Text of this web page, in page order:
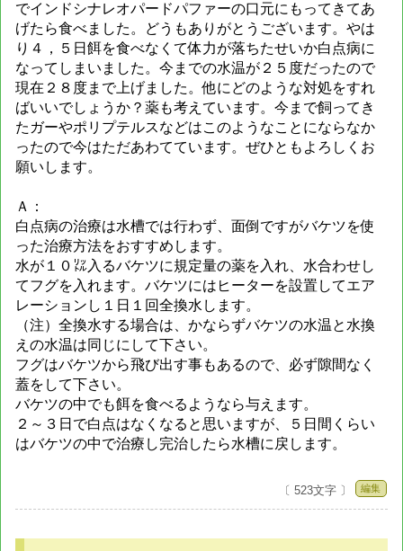
でインドシナレオパードパファーの口元にもってきてあ
げたら食べました。どうもありがとうございます。やは
り４，５日餌を食べなくて体力が落ちたせいか白点病に
なってしまいました。今までの水温が２５度だったので
現在２８度まで上げました。他にどのような対処をすれ
ばいいでしょうか？薬も考えています。今まで飼ってき
たガーやポリプテルスなどはこのようなことにならなか
ったので今はただあわてています。ぜひともよろしくお
願いします。
Ａ：
白点病の治療は水槽では行わず、面倒ですがバケツを使
った治療方法をおすすめします。
水が１０㍑入るバケツに規定量の薬を入れ、水合わせし
てフグを入れます。バケツにはヒーターを設置してエア
レーションし１日１回全換水します。
（注）全換水する場合は、かならずバケツの水温と水換
えの水温は同じにして下さい。
フグはバケツから飛び出す事もあるので、必ず隙間なく
蓋をして下さい。
バケツの中でも餌を食べるようなら与えます。
２～３日で白点はなくなると思いますが、５日間くらい
はバケツの中で治療し完治したら水槽に戻します。
〔 523文字 〕 編集